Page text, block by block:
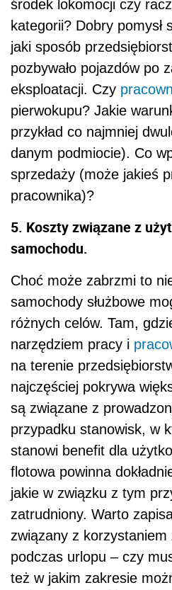
środek lokomocji czy
kategorii? Dobry pomysł
jaki sposób
pozbywało pojazdów po
eksploatacji. Czy
pierwokupu? Jakie
przykład co najmniej
danym podmiocie). Co
sprzedaży (może jakieś
pracownika)?
5. Koszty związane z
samochodu.
Choć może zabrzmi to
samochody służbowe
różnych celów. Tam,
narzędziem pracy i
na terenie
najczęściej pokrywa
są związane z
przypadku stanowisk, w
stanowi benefit dla
flotowa powinna
jakie w związku z tym
zatrudniony. Warto
związany z
podczas urlopu – czy
też w jakim zakresie